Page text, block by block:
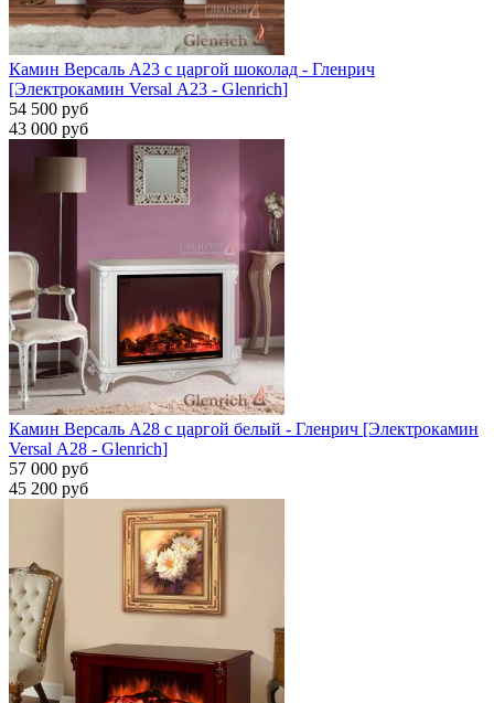
Камин Версаль A23 с царгой шоколад - Гленрич
[Электрокамин Versal А23 - Glenrich]
54 500 руб
43 000 руб
Камин Версаль A28 с царгой белый - Гленрич [Электрокамин
Versal А28 - Glenrich]
57 000 руб
45 200 руб